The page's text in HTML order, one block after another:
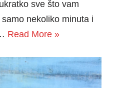
sve što vam
nekoliko minuta i
Read More »